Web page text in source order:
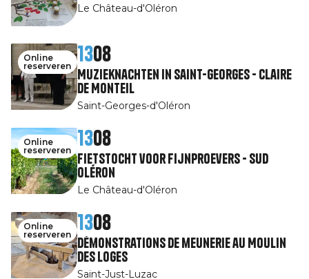
Le Château-d'Oléron
Online
reserveren
1308
Muzieknachten in Saint-Georges - Claire
de Monteil
Saint-Georges-d'Oléron
Online
reserveren
1308
Fietstocht voor fijnproevers - Sud
Oléron
Le Château-d'Oléron
Online
reserveren
1308
Démonstrations de meunerie au Moulin
des Loges
Saint-Just-Luzac